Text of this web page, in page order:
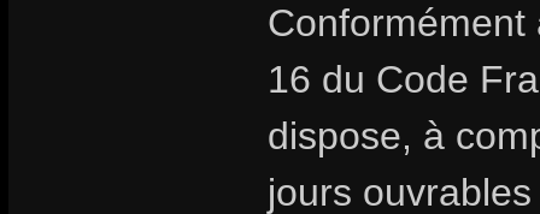
Conformément
16 du Code
dispose, à
jours